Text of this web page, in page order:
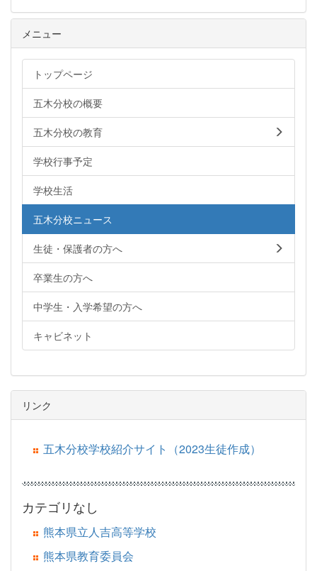
メニュー
トップページ
五木分校の概要
五木分校の教育
学校行事予定
学校生活
五木分校ニュース
生徒・保護者の方へ
卒業生の方へ
中学生・入学希望の方へ
キャビネット
リンク
五木分校学校紹介サイト（2023生徒作成）
カテゴリなし
熊本県立人吉高等学校
熊本県教育委員会